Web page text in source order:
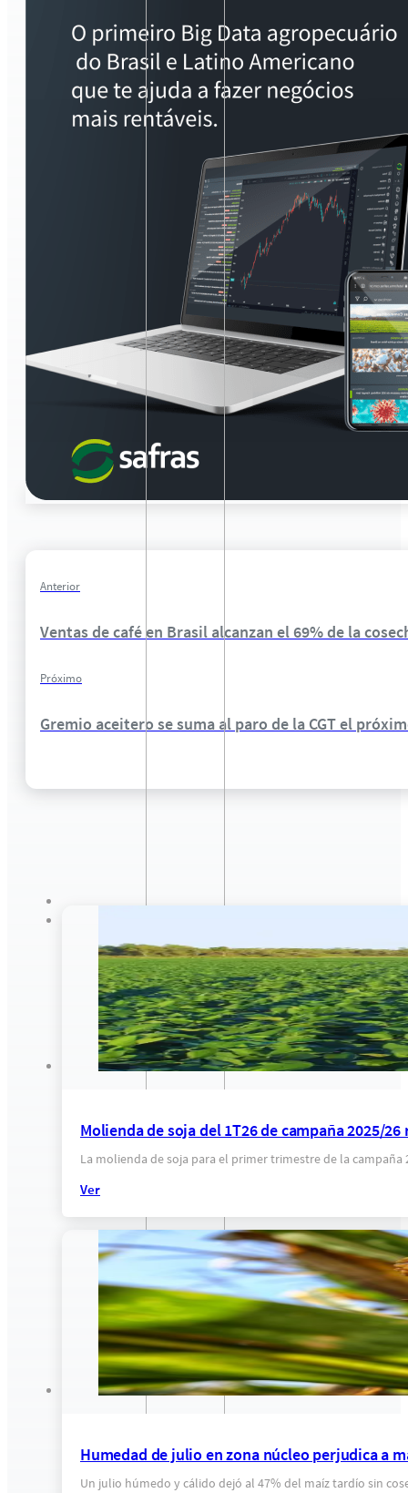
Anterior
Ventas de café en Brasil alcanzan el 69% de la
Próximo
Gremio aceitero se suma al paro de la CGT el
Molienda de soja del 1T26 de campaña 2025/
La molienda de soja para el primer trimestre de la
Ver
Humedad de julio en zona núcleo perjudica a
Un julio húmedo y cálido dejó al 47% del maíz tardío sin